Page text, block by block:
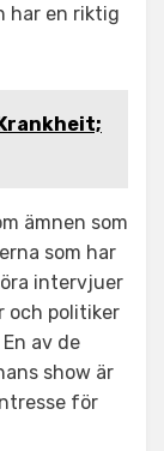
har en riktig
ämnen som
som har
intervjuer
och politiker
av de
show är
för